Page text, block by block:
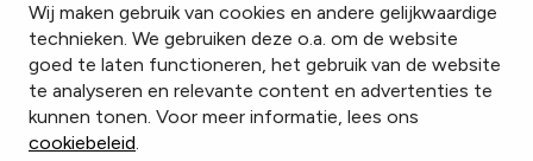
Wij maken gebruik van cookies en andere gelijkwaardige
technieken. We gebruiken deze o.a. om de website
goed te laten functioneren, het gebruik van de website
te analyseren en relevante content en advertenties te
kunnen tonen. Voor meer informatie, lees ons
cookiebeleid.
InstagramFacebookLinkedIn